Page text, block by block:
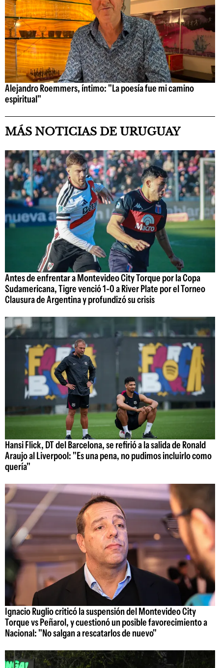
Alejandro Roemmers, íntimo: "La poesía fue mi camino
espiritual"
MÁS NOTICIAS DE URUGUAY
Antes de enfrentar a Montevideo City Torque por la Copa
Sudamericana, Tigre venció 1-0 a River Plate por el Torneo
Clausura de Argentina y profundizó su crisis
Hansi Flick, DT del Barcelona, se refirió a la salida de Ronald
Araujo al Liverpool: "Es una pena, no pudimos incluirlo como
quería"
Ignacio Ruglio criticó la suspensión del Montevideo City
Torque vs Peñarol, y cuestionó un posible favorecimiento a
Nacional: "No salgan a rescatarlos de nuevo"